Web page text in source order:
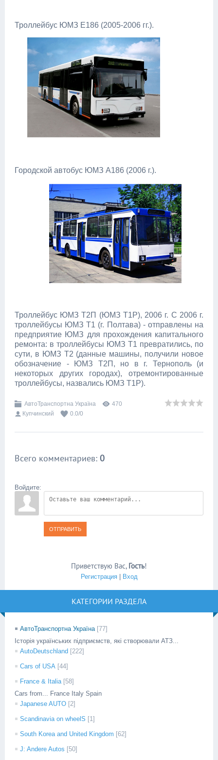
Троллейбус ЮМЗ Е186 (2005-2006 гг.).
Городской автобус ЮМЗ А186 (2006 г.).
Троллейбус ЮМЗ Т2П (ЮМЗ Т1Р), 2006 г. С 2006 г.
троллейбусы ЮМЗ Т1 (г. Полтава) - отправлены на
предприятие ЮМЗ для прохождения капитального
ремонта: в троллейбусы ЮМЗ Т1 превратились, по
сути, в ЮМЗ Т2 (данные машины, получили новое
обозначение - ЮМЗ Т2П, но в г. Тернополь (и
некоторых других городах), отремонтированные
троллейбусы, назвались ЮМЗ Т1Р).
АвтоТранспортна Україна
470
Купчинский
0.0/0
Всего комментариев: 0
Войдите:
ОТПРАВИТЬ
Приветствую Вас, Гость!
Регистрация| Вход
КАТЕГОРИИ РАЗДЕЛА
АвтоТранспортна Україна [77]
Історія українських підприємств, які створювали АТЗ...
AutoDeutschland [222]
Cars of USA [44]
France & Italia [58]
Cars from... France Italy Spain
Japanese AUTO [2]
Scandinavia on wheelS [1]
South Korea and United Kingdom [62]
J: Andere Autos [50]